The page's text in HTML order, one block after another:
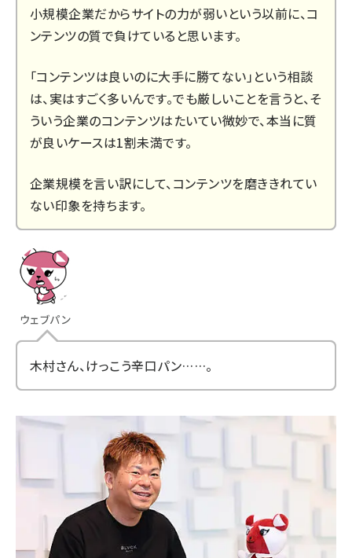
小規模企業だからサイトの力が弱いという以前に、コ
ンテンツの質で負けていると思います。
「コンテンツは良いのに大手に勝てない」という相談
は、実はすごく多いんです。でも厳しいことを言うと、そ
ういう企業のコンテンツはたいてい微妙で、本当に質
が良いケースは1割未満です。
企業規模を言い訳にして、コンテンツを磨ききれてい
ない印象を持ちます。
ウェブパン
木村さん、けっこう辛口パン……。